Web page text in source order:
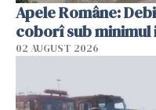
Apele Române:
coborî sub minimul
02 AUGUST 2026